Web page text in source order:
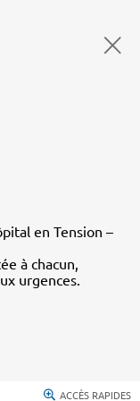
en Tension –
à chacun,
urgences.
ACCÈS RAPIDES